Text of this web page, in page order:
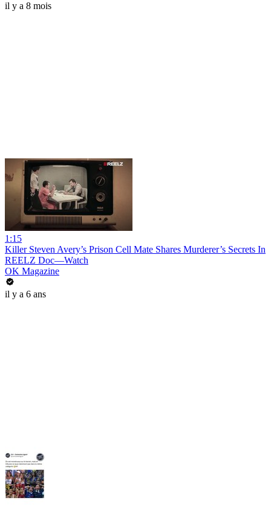
il y a 8 mois
1:15
Killer Steven Avery’s Prison Cell Mate Shares Murderer’s Secrets In
REELZ Doc—Watch
OK Magazine
il y a 6 ans